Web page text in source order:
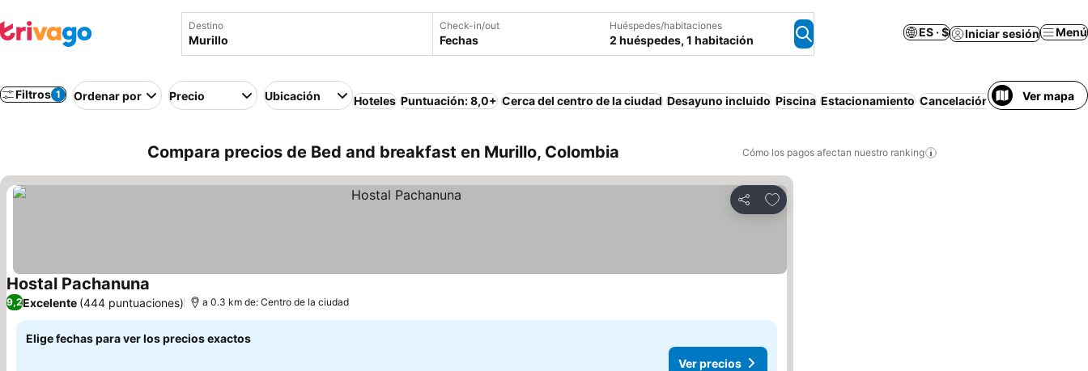
Destino Check-in/out
Fechas
Huéspedes/habitaciones
2 huéspedes, 1 habitación
ES · $ Iniciar sesión Menú
Filtros 1 Ordenar por Precio Ubicación Hoteles Puntuación: 8,0+ Cerca del centro de la ciudad Desayuno incluido Piscina Estacionamiento Cancelación gratuitaVer mapa
Compara precios de Bed and breakfast en Murillo, Colombia Cómo los pagos afectan nuestro ranking
Compartir
Agregar a favoritos
Hostal Pachanuna Ver precios
9,2Excelente (444 puntuaciones) a 0.3 km de: Centro de la ciudad
Elige fechas para ver los precios exactos
Ver precios